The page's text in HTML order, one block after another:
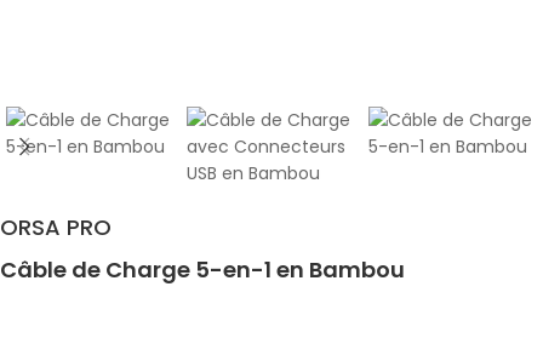
ORSA PRO
Câble de Charge 5-en-1 en Bambou